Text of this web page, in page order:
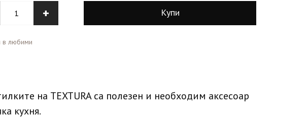
+ Купи
в любими
на TEXTURA са полезен и необходим аксесоар
кухня.